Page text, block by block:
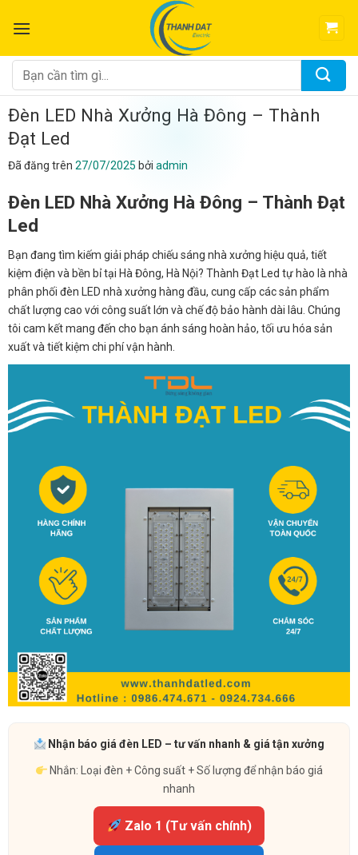
đến
dung
Tìm
kiếm:
Đèn LED Nhà Xưởng Hà Đông – Thành
Đạt Led
Đã đăng trên 27/07/2025 bởi admin
Đèn LED Nhà Xưởng Hà Đông – Thành Đạt
Led
Bạn đang tìm kiếm giải pháp chiếu sáng nhà xưởng hiệu quả, tiết
kiệm điện và bền bỉ tại Hà Đông, Hà Nội? Thành Đạt Led tự hào là nhà
phân phối đèn LED nhà xưởng hàng đầu, cung cấp các sản phẩm
chất lượng cao với công suất lớn và chế độ bảo hành dài lâu. Chúng
tôi cam kết mang đến cho bạn ánh sáng hoàn hảo, tối ưu hóa sản
xuất và tiết kiệm chi phí vận hành.
Nhận báo giá đèn LED – tư vấn nhanh & giá tận xưởng
Nhắn: Loại đèn + Công suất + Số lượng để nhận báo giá
nhanh
Zalo 1 (Tư vấn chính)